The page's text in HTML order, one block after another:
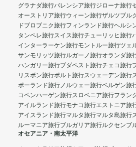
グラナダ旅行バレンシア旅行ジローナ旅行
オーストリア旅行ウィーン旅行ザルツブル
ドブロブニク旅行フィンランド旅行ヘルシ
タンペレ旅行スイス旅行チューリッヒ旅行
インターラーケン旅行モントルー旅行ツェ
サンモリッツ旅行ルガーノ旅行オランダ旅
ハンガリー旅行ブダペスト旅行チェコ旅行
リスボン旅行ポルト旅行スウェーデン旅行
ポーランド旅行ノルウェー旅行ベルゲン旅
コペンハーゲン旅行スロベニア旅行フラン
アイルランド旅行モナコ旅行エストニア旅
アイスランド旅行マルタ旅行マルタ島旅行
ルーマニア旅行ブルガリア旅行ルクセンブ
オセアニア・南太平洋